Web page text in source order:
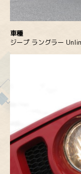
車種
ジープ ラングラー